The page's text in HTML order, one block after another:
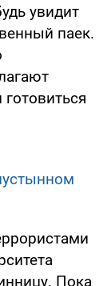
увидит
паек.
Пока